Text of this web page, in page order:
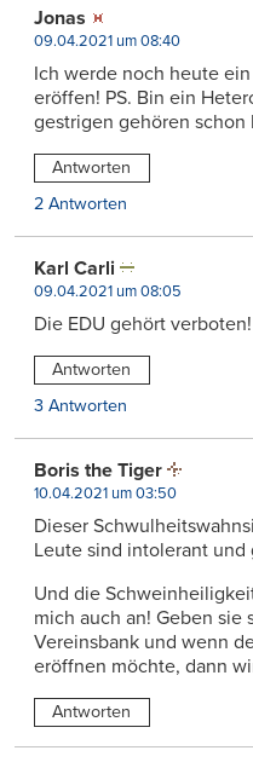
Jonas
09.04.2021 um 08:40
Ich werde noch heute
eröffen! PS. Bin ein
gestrigen gehören schon
Antworten
2 Antworten
Karl Carli
09.04.2021 um 08:05
Die EDU gehört verboten!
Antworten
3 Antworten
Boris the Tiger
10.04.2021 um 03:50
Dieser
Leute sind intolerant und
Und die
mich auch an! Geben
Vereinsbank und wenn
eröffnen möchte, dann
Antworten